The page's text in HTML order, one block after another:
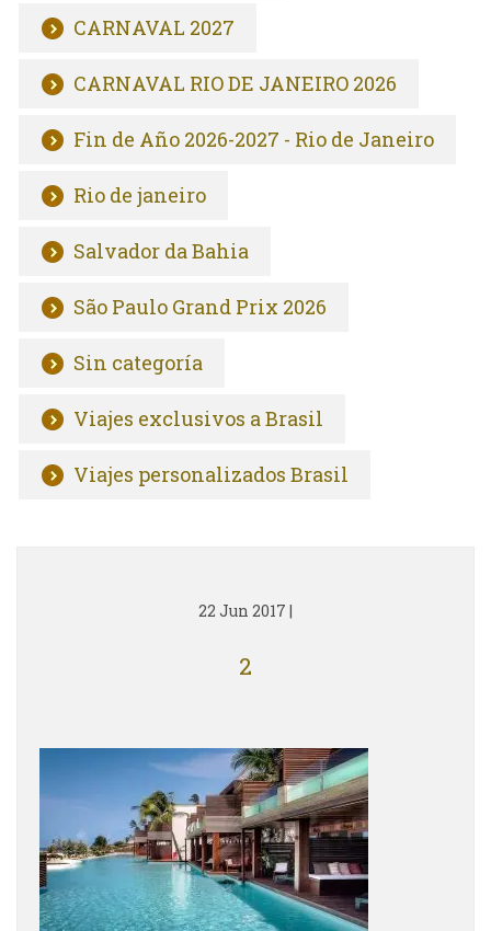
CARNAVAL 2027
CARNAVAL RIO DE JANEIRO 2026
Fin de Año 2026-2027 - Rio de Janeiro
Rio de janeiro
Salvador da Bahia
São Paulo Grand Prix 2026
Sin categoría
Viajes exclusivos a Brasil
Viajes personalizados Brasil
22 Jun 2017 |
2